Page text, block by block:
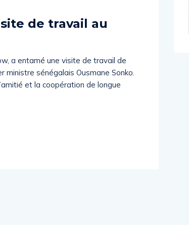
de travail au
a entamé une visite de travail de
ministre sénégalais Ousmane Sonko.
et la coopération de longue